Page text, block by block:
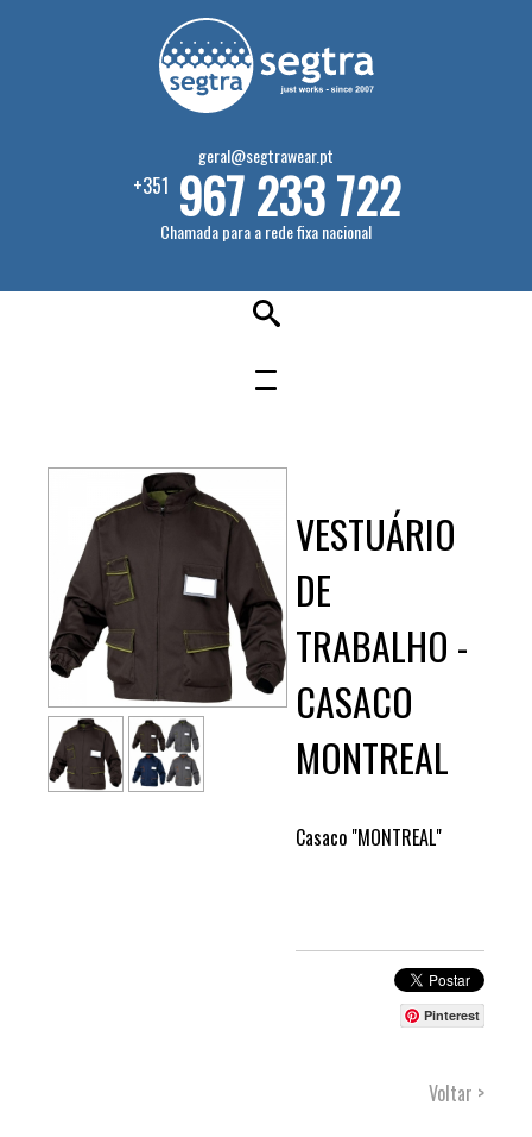
geral@segtrawear.pt
+351 967 233 722
Chamada para a rede fixa nacional
VESTUÁRIO
DE
TRABALHO -
CASACO
MONTREAL
Casaco "MONTREAL"
Pinterest
Voltar >